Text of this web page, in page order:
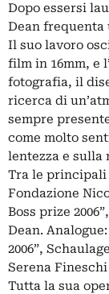
Dopo essersi
Dean frequenta
Il suo lavoro
film in 16mm, e
fotografia, il
ricerca di
sempre
come molto
lentezza e sulla
Tra le principali
Fondazione
Boss prize
Dean.
2006”,
Serena
Tutta la sua